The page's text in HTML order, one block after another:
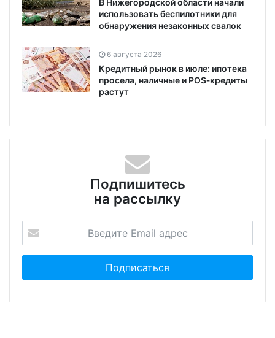
использовать беспилотники для
обнаружения незаконных свалок
6 августа 2026
Кредитный рынок в июле: ипотека
просела, наличные и POS‑кредиты
растут
Подпишитесь
на рассылку